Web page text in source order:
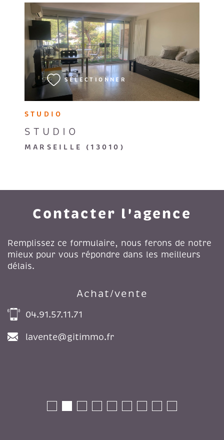
STUDIO
STUDIO
MARSEILLE (13010)
SÉLECTIONNER
VOIR LE BIEN
Contacter l'agence
Remplissez ce formulaire, nous ferons de notre
mieux pour vous répondre dans les meilleurs
délais.
Achat/vente
04.91.57.11.71
lavente@gitimmo.fr